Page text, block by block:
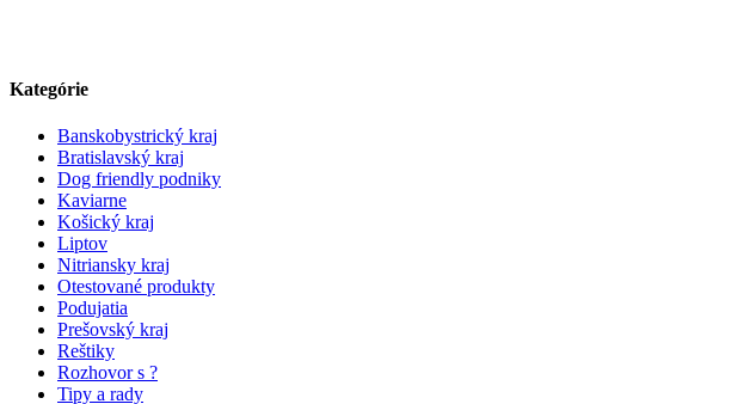
Kategórie
Banskobystrický kraj
Bratislavský kraj
Dog friendly podniky
Kaviarne
Košický kraj
Liptov
Nitriansky kraj
Otestované produkty
Podujatia
Prešovský kraj
Reštiky
Rozhovor s ?
Tipy a rady